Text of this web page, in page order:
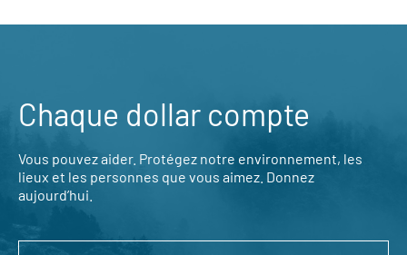
Chaque dollar compte
Vous pouvez aider. Protégez notre environnement, les
lieux et les personnes que vous aimez. Donnez
aujourd’hui.